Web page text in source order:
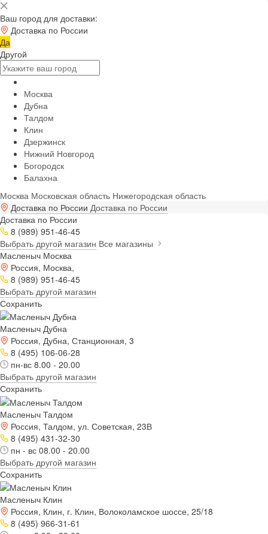
Ваш город для доставки:
Доставка по России
Да
Другой
Москва
Дубна
Талдом
Клин
Дзержинск
Нижний Новгород
Богородск
Балахна
Москва Московская область Нижегородская область
Доставка по России Доставка по России
Доставка по России
8 (989) 951-46-45
Выбрать другой магазин Все магазины
Масленыч Москва
Россия, Москва,
8 (989) 951-46-45
Выбрать другой магазин
Сохранить
Масленыч Дубна
Россия, Дубна, Станционная, 3
8 (495) 106-06-28
пн-вс 8.00 - 20.00
Выбрать другой магазин
Сохранить
Масленыч Талдом
Россия, Талдом, ул. Советская, 23В
8 (495) 431-32-30
пн - вс 08.00 - 20.00
Выбрать другой магазин
Сохранить
Масленыч Клин
Россия, Клин, г. Клин, Волоколамское шоссе, 25/18
8 (495) 966-31-61